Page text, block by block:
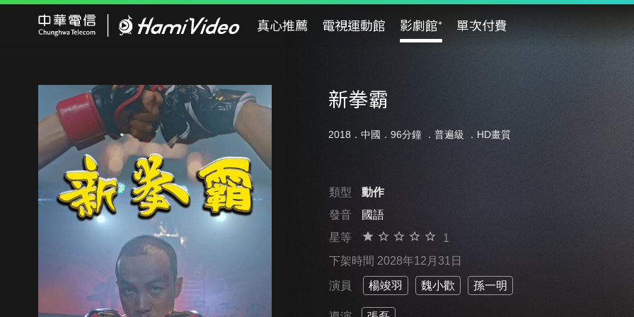
真心推薦 電視運動館 影劇館⁺ 單次付費
新拳霸
2018．中國．96分鐘 ． 普遍級 ．HD畫質
類型
動作
發音
國語
星等
1
下架時間 2028年12月31日
演員 楊竣羽 魏小歡 孫一明